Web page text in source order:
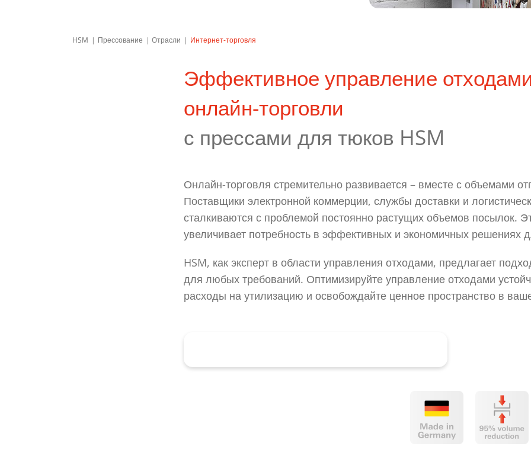
HSM Прессование Oтрасли Интернет-торговля
Эффективное управление
онлайн-торговли
с прессами для тюков HSM
Онлайн-торговля стремительно развивается – вместе с объемами
Поставщики электронной коммерции, службы доставки и
сталкиваются с проблемой постоянно растущих объемов посылок.
увеличивает потребность в эффективных и экономичных решениях
HSM, как эксперт в области управления отходами, предлагает
для любых требований. Оптимизируйте управление отходами
расходы на утилизацию и освобождайте ценное пространство в